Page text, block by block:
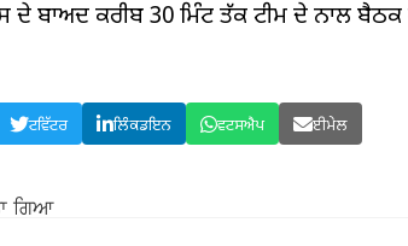
ਦੇ ਬਾਅਦ ਕਰੀਬ 30 ਮਿੰਟ ਤੱਕ ਟੀਮ ਦੇ ਨਾਲ
ਟਵਿੱਟਰ ਲਿੰਕਡਇਨ ਵਟਸਐਪ ਈਮੇਲ
ਗਿਆ